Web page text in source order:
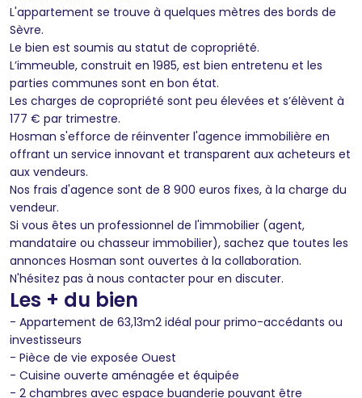
L'appartement se trouve à quelques mètres des bords de
Sèvre.
Le bien est soumis au statut de copropriété.
L’immeuble, construit en 1985, est bien entretenu et les
parties communes sont en bon état.
Les charges de copropriété sont peu élevées et s’élèvent à
177 € par trimestre.
Hosman s'efforce de réinventer l'agence immobilière en
offrant un service innovant et transparent aux acheteurs et
aux vendeurs.
Nos frais d'agence sont de 8 900 euros fixes, à la charge du
vendeur.
Si vous êtes un professionnel de l'immobilier (agent,
mandataire ou chasseur immobilier), sachez que toutes les
annonces Hosman sont ouvertes à la collaboration.
N'hésitez pas à nous contacter pour en discuter.
Les + du bien
- Appartement de 63,13m2 idéal pour primo-accédants ou
investisseurs
- Pièce de vie exposée Ouest
- Cuisine ouverte aménagée et équipée
- 2 chambres avec espace buanderie pouvant être